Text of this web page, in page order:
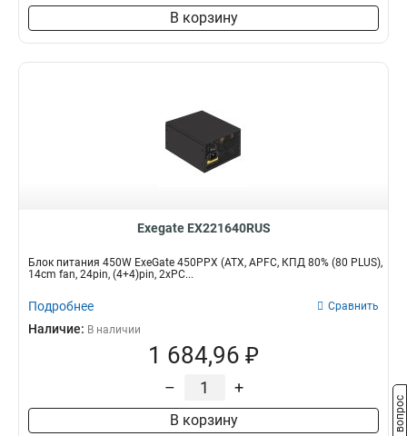
В корзину
Exegate EX221640RUS
Блок питания 450W ExeGate 450PPX (ATX, APFC, КПД 80% (80 PLUS),
14cm fan, 24pin, (4+4)pin, 2xPC...
Подробнее Сравнить
Наличие: В наличии
1 684,96 ₽
– +
В корзину